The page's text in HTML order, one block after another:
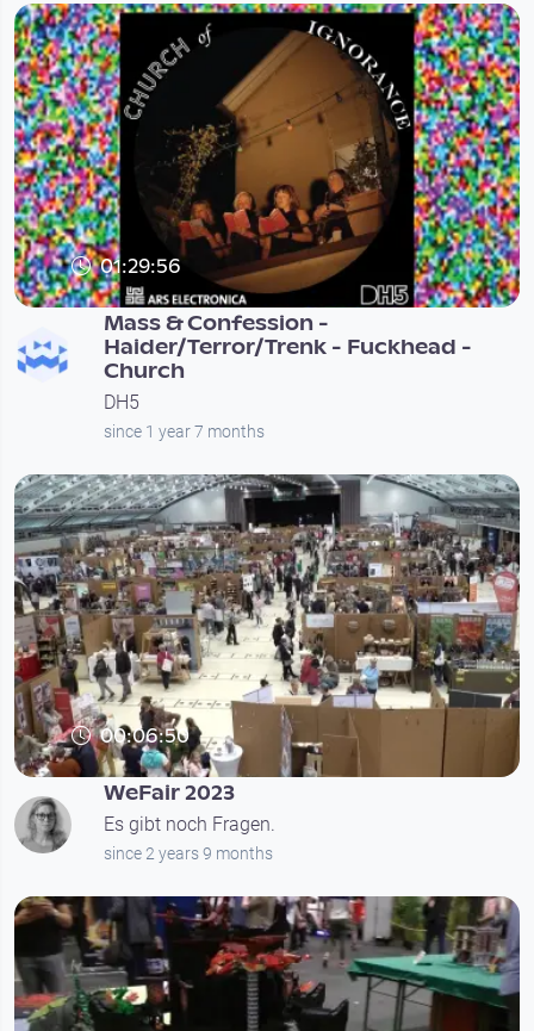
01:29:56
Mass & Confession -
Haider/Terror/Trenk - Fuckhead -
Church
DH5
since 1 year 7 months
00:06:50
WeFair 2023
Es gibt noch Fragen.
since 2 years 9 months